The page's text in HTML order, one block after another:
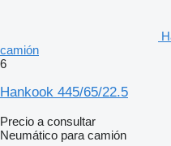
camión
6
Hankook 445/65/22.5
Precio a consultar
Neumático para camión